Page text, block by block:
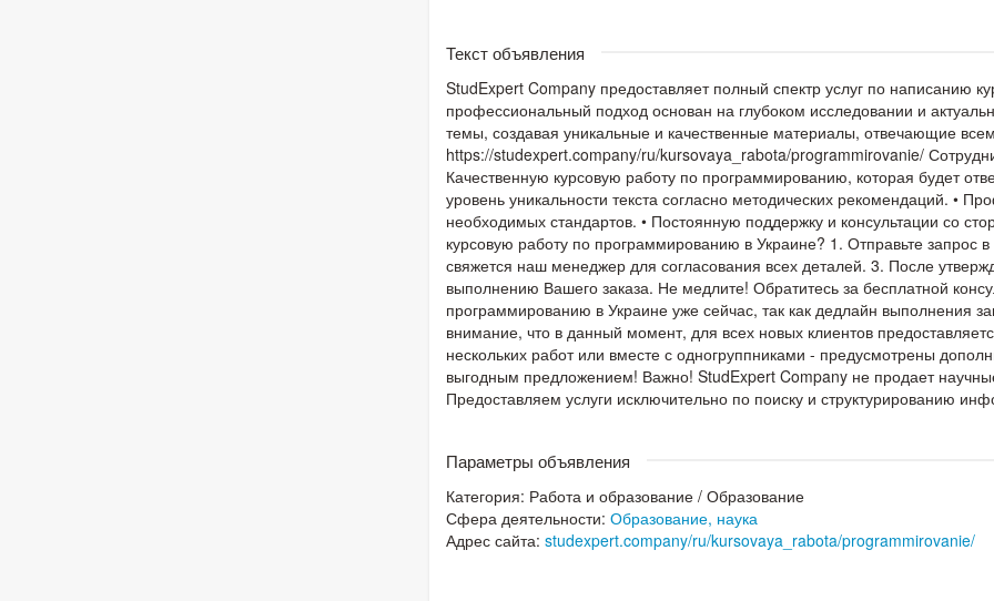
Текст объявления
StudExpert Company предоставляет полный спектр услуг по написанию
профессиональный подход основан на глубоком исследовании и
темы, создавая уникальные и качественные материалы, отвечающие
https://studexpert.company/ru/kursovaya_rabota/programmirovanie/
Качественную курсовую работу по программированию, которая будет
уровень уникальности текста согласно методических рекомендаций. •
необходимых стандартов. • Постоянную поддержку и консультации со
курсовую работу по программированию в Украине? 1. Отправьте
свяжется наш менеджер для согласования всех деталей. 3. После
выполнению Вашего заказа. Не медлите! Обратитесь за бесплатной
программированию в Украине уже сейчас, так как дедлайн выполнения
внимание, что в данный момент, для всех новых клиентов
нескольких работ или вместе с одногруппниками - предусмотрены
выгодным предложением! Важно! StudExpert Company не продает
Предоставляем услуги исключительно по поиску и структурированию
Параметры объявления
Категория: Работа и образование / Образование
Сфера деятельности: Образование, наука
Адрес сайта: studexpert.company/ru/kursovaya_rabota/programmirovanie/